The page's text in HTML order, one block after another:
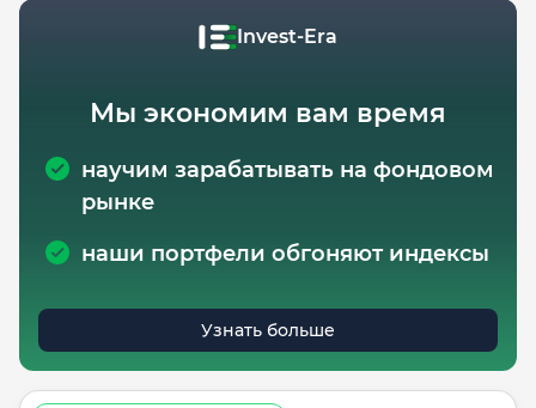
Invest-Era
Мы экономим вам время
научим зарабатывать на фондовом
рынке
наши портфели обгоняют индексы
Узнать больше